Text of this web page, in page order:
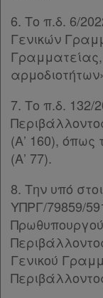
6. Το π.δ. 6/
Γενικών
7. Το π.δ. 132/
(Α’ 160), όπως
(Α’ 77).
8. Την υπό
ΥΠΡΓ/79859/
Γενικού